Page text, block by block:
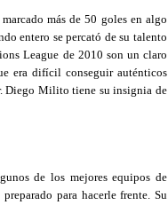
más de 50 goles en algo
entero se percató de su talento
League de 2010 son un claro
era difícil conseguir auténticos
Diego Milito tiene su insignia de
de los mejores equipos de
para hacerle frente. Su